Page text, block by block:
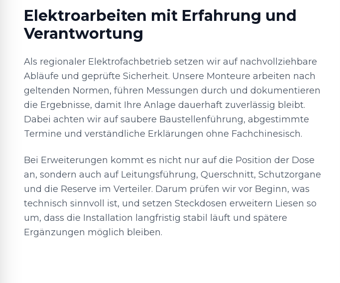
Elektroarbeiten mit Erfahrung und
Verantwortung
Als regionaler Elektrofachbetrieb setzen wir auf nachvollziehbare
Abläufe und geprüfte Sicherheit. Unsere Monteure arbeiten nach
geltenden Normen, führen Messungen durch und dokumentieren
die Ergebnisse, damit Ihre Anlage dauerhaft zuverlässig bleibt.
Dabei achten wir auf saubere Baustellenführung, abgestimmte
Termine und verständliche Erklärungen ohne Fachchinesisch.
Bei Erweiterungen kommt es nicht nur auf die Position der Dose
an, sondern auch auf Leitungsführung, Querschnitt, Schutzorgane
und die Reserve im Verteiler. Darum prüfen wir vor Beginn, was
technisch sinnvoll ist, und setzen Steckdosen erweitern Liesen so
um, dass die Installation langfristig stabil läuft und spätere
Ergänzungen möglich bleiben.